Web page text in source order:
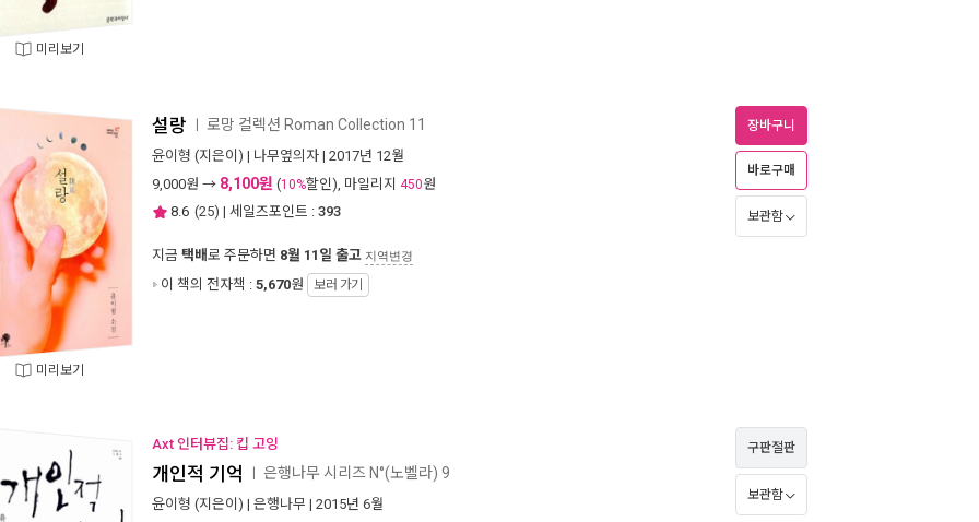
미리보기
미리보기
설랑 로망 컬렉션 Roman Collection 11
윤이형 (지은이) | 나무옆의자 | 2017년 12월
9,000원 → 8,100원 (10%할인), 마일리지 450원
8.6 (25) | 세일즈포인트 : 393
지금 택배로 주문하면 8월 11일 출고 지역변경
이 책의 전자책 : 5,670원 보러 가기
장바구니
바로구매
보관함
Axt 인터뷰집: 킵 고잉
개인적 기억 은행나무 시리즈 N°(노벨라) 9
윤이형 (지은이) | 은행나무 | 2015년 6월
구판절판
보관함